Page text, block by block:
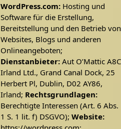
WordPress.com:Hosting und
Software für die Erstellung,
Bereitstellung und den Betrieb von
Websites, Blogs und anderen
Onlineangeboten;
Dienstanbieter:Aut O’Mattic A8C
Irland Ltd., Grand Canal Dock, 25
Herbert Pl, Dublin, D02 AY86,
Irland; Rechtsgrundlagen:
Berechtigte Interessen (Art. 6 Abs.
1 S. 1 lit. f) DSGVO); Website: